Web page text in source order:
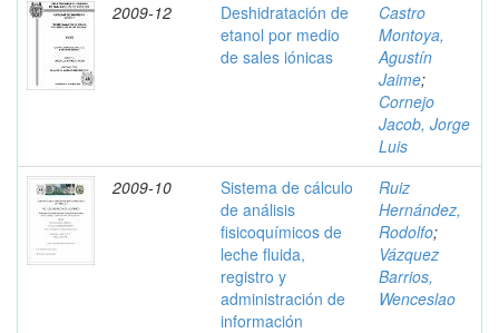
2009-12
Deshidratación de
etanol por medio
de sales iónicas
Castro
Montoya,
Agustín
Jaime;
Cornejo
Jacob, Jorge
Luis
2009-10
Sistema de cálculo
de análisis
fisicoquímicos de
leche fluida,
registro y
administración de
información
Ruiz
Hernández,
Rodolfo;
Vázquez
Barrios,
Wenceslao